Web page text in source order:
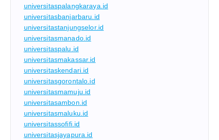
universitaspalangkaraya.id
universitasbanjarbaru.id
universitastanjungselor.id
universitasmanado.id
universitaspalu.id
universitasmakassar.id
universitaskendari.id
universitasgorontalo.id
universitasmamuju.id
universitasambon.id
universitasmaluku.id
universitassofifi.id
universitasjayapura.id